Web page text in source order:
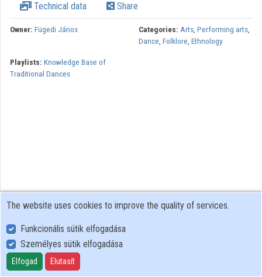
Organization playlists
Contributors
Technical data Share
Owner: Fügedi János Categories: Arts, Performing arts,
Dance, Folklore, Ethnology
Playlists: Knowledge Base of
Traditional Dances
User Policy
Adatkezelési tájékoztató (en)
Cookie Policy
The website uses cookies to improve the quality of services.
Funkcionális sütik elfogadása
Személyes sütik elfogadása
Elfogad Elutasít